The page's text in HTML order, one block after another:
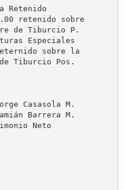
Retenido
retenido sobre
de Tiburcio P.
Especiales
sobre la
Tiburcio Pos.
Casasola M.
Barrera M.
Neto